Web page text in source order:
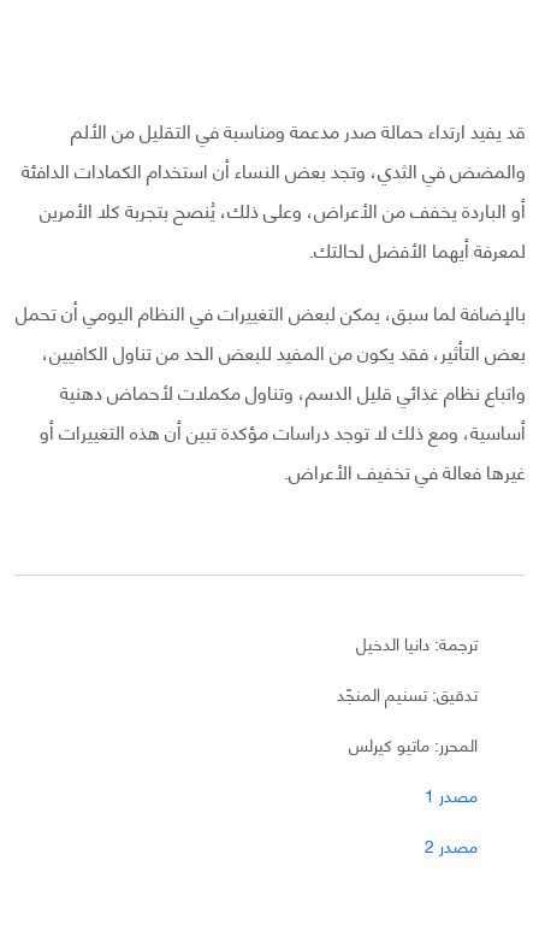
قد يفيد ارتداء حمالة صدر مدعمة ومناسبة في التقليل من الألم
والمضض في الثدي، وتجد بعض النساء أن استخدام الكمادات الدافئة
أو الباردة يخفف من الأعراض، وعلى ذلك، يُنصح بتجربة كلا الأمرين
لمعرفة أيهما الأفضل لحالتك.
بالإضافة لما سبق، يمكن لبعض التغييرات في النظام اليومي أن تحمل
بعض التأثير، فقد يكون من المفيد للبعض الحد من تناول الكافيين،
واتباع نظام غذائي قليل الدسم، وتناول مكملات لأحماض دهنية
أساسية، ومع ذلك لا توجد دراسات مؤكدة تبين أن هذه التغييرات أو
غيرها فعالة في تخفيف الأعراض.
ترجمة: دانيا الدخيل
تدقيق: تسنيم المنجّد
المحرر: ماتيو كيرلس
مصدر 1
مصدر 2